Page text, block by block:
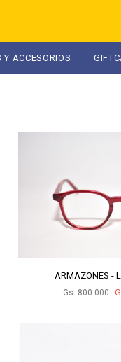
Y ACCESORIOS
ARMAZONES -
Gs. 800.000